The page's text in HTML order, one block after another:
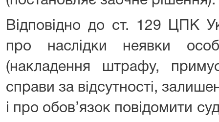
Відповідно до ст. 129 ЦПК
про наслідки неявки
(накладення штрафу,
справи за відсутності,
і про обов’язок повідомити